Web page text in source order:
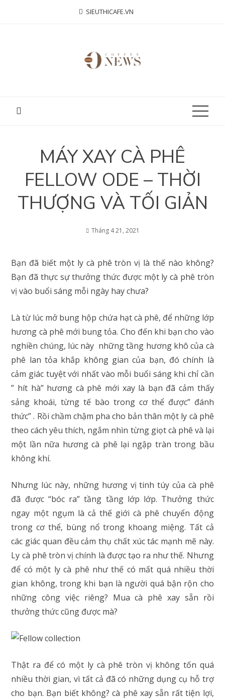
SIEUTHICAFE.VN
MÁY XAY CÀ PHÊ
FELLOW ODE – THỜI
THƯỢNG VÀ TỐI GIẢN
Tháng 4 21, 2021
Bạn đã biết một ly cà phê tròn vị là thế nào không?
Bạn đã thực sự thưởng thức được một ly cà phê tròn
vị vào buổi sáng mỗi ngày hay chưa?
Là từ lúc mở bung hộp chứa hạt cà phê, để những lớp
hương cà phê mới bung tỏa. Cho đến khi bạn cho vào
nghiền chúng, lúc này những tầng hương khô của cà
phê lan tỏa khắp không gian của bạn, đó chính là
cảm giác tuyệt với nhất vào mỗi buổi sáng khi chỉ cần
” hít hà” hương cà phê mới xay là bạn đã cảm thấy
sảng khoái, từng tế bào trong cơ thể được” đánh
thức” . Rồi chầm chậm pha cho bản thân một ly cà phê
theo cách yêu thích, ngắm nhìn từng giọt cà phê và lại
một lần nữa hương cà phê lại ngập tràn trong bầu
không khí.
Nhưng lúc này, những hương vị tinh túy của cà phê
đã được “bóc ra” tầng tầng lớp lớp. Thưởng thức
ngay một ngụm là cả thế giới cà phê chuyển động
trong cơ thể, bùng nổ trong khoang miệng. Tất cả
các giác quan đều cảm thụ chất xúc tác mạnh mẽ này.
Ly cà phê tròn vị chính là được tạo ra như thế. Nhưng
để có một ly cà phê như thế có mất quá nhiều thời
gian không, trong khi bạn là người quá bận rộn cho
những công việc riêng? Mua cà phê xay sẵn rồi
thưởng thức cũng được mà?
Thật ra để có một ly cà phê tròn vị không tốn quá
nhiều thời gian, vì tất cả đã có những dụng cụ hỗ trợ
cho bạn. Bạn biết không? cà phê xay sẵn rất tiện lợi,